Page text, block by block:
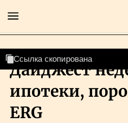
Главная
Люди
Дайджест
ипотеки,
ERG
Ссылка скопирована
Ссылка скопирована
Ссылка скопирована
Ссылка скопирована